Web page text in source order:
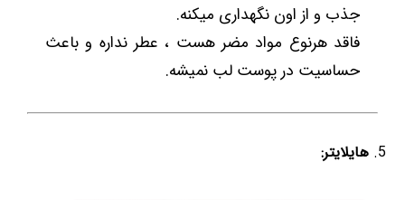
جذب و از اون نگهداری میکنه.
فاقد هرنوع مواد مضر هست ، عطر نداره و باعث
حساسیت در پوست لب نمیشه.
هایلایتر: